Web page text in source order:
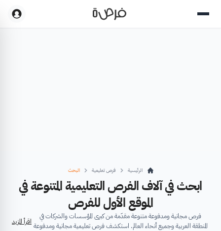
الرئيسية فرص تعليمية البحث
ابحث في آلاف الفرص التعليمية المتنوعة في
الموقع الأول للفرص
فرص مجانية ومدفوعة متنوعة مقدّمة من كبرى المؤسسات والشركات في
المنطقة العربية وجميع أنحاء العالم. استكشف فرص تعليمية مجانية ومدفوعة اقرأ المزيد